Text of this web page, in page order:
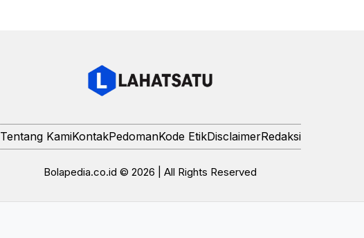
Tentang KamiKontakPedomanKode EtikDisclaimerRedaksi
Bolapedia.co.id © 2026 | All Rights Reserved